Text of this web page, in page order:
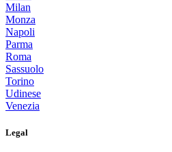
Milan
Monza
Napoli
Parma
Roma
Sassuolo
Torino
Udinese
Venezia
Legal